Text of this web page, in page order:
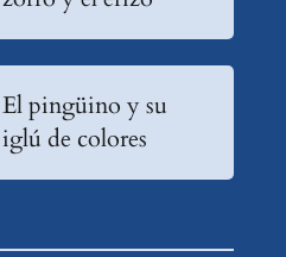
El pingüino y su
iglú de colores